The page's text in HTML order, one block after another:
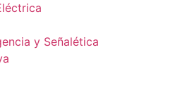
y Señalética